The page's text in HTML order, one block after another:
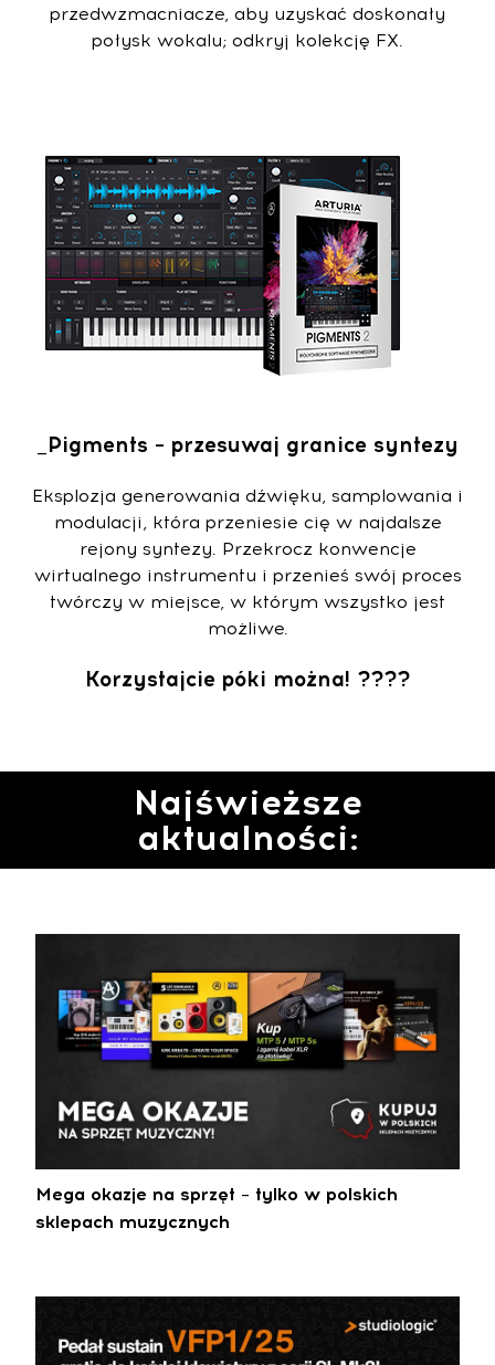
przedwzmacniacze, aby uzyskać doskonały
połysk wokalu; odkryj kolekcję FX.
_Pigments – przesuwaj granice syntezy
Eksplozja generowania dźwięku, samplowania i
modulacji, która przeniesie cię w najdalsze
rejony syntezy. Przekrocz konwencje
wirtualnego instrumentu i przenieś swój proces
twórczy w miejsce, w którym wszystko jest
możliwe.
Korzystajcie póki można! ????
Najświeższe
aktualności:
Mega okazje na sprzęt – tylko w polskich
sklepach muzycznych